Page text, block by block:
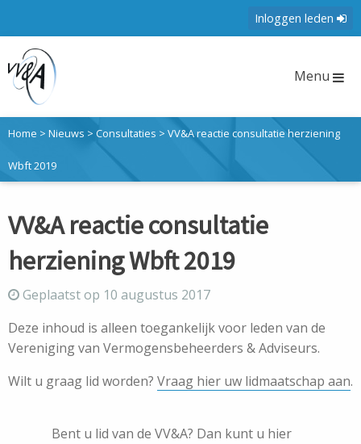
Inloggen leden
Menu
Home > Nieuws > Consultaties > VV&A reactie consultatie herziening
Wbft 2019
VV&A reactie consultatie
herziening Wbft 2019
Geplaatst op 10 augustus 2017
Deze inhoud is alleen toegankelijk voor leden van de
Vereniging van Vermogensbeheerders & Adviseurs.
Wilt u graag lid worden? Vraag hier uw lidmaatschap aan.
Bent u lid van de VV&A? Dan kunt u hier